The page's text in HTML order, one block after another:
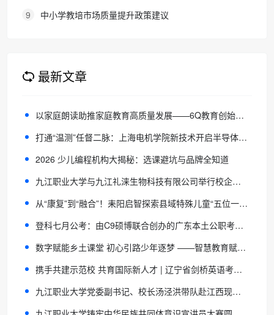
化的必要途径
9 中小学教培市场质量提升政策建议
最新文章
以家庭朗读助推家庭教育高质量发展——6Q教育创始人刘中良出席第五届广东省家庭朗读者大赛启动仪式
打通“温测”任督二脉：上海电机学院新技术开启半导体国产化新空间
2026 少儿编程机构大揭秘：选课避坑与品牌全知道
九江职业大学与九江礼涞生物科技有限公司举行校企合作签约仪式
从“康复”到“融合”！耒阳启智探索县域特殊儿童“五位一体”转衔支持新路径
登科七月公考：由C9硕博联合创办的广东本土公职考试培训机构
数字赋能乡土课堂 初心引路少年逐梦 ——智慧教育赋能乡村教师的蜕变与成长之路
携手共建示范校 共育国际新人才 | 辽宁省剑桥英语考务中心与大连嘉汇教育集团正式签约授牌
九江职业大学党委副书记、校长汤泾洪带队赴江西现代职业技术学院考察交流